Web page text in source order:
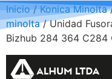
Inicio/Konica Minolta
minolta/ Unidad
Bizhub 284 364 C284